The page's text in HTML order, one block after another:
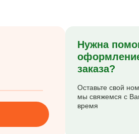
Нужна
заказа?
Оставьте свой
мы свяжемся с
время